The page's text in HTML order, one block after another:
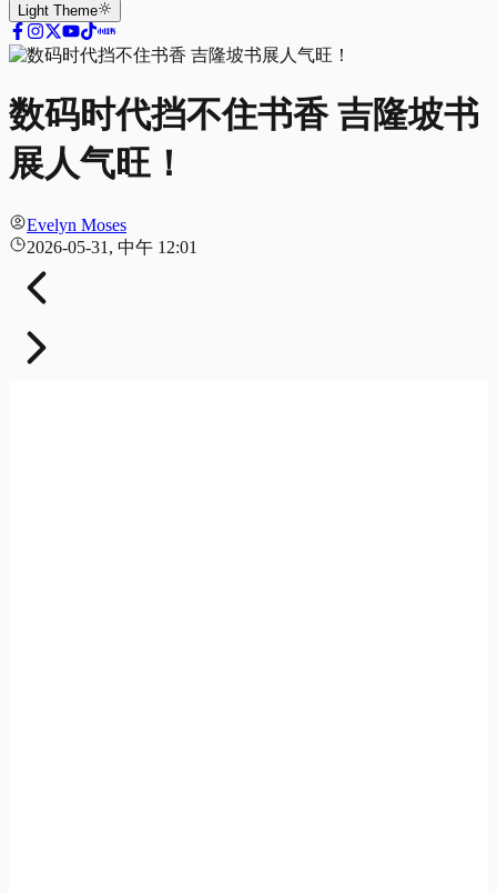
Light Theme
数码时代挡不住书香 吉隆坡书
展人气旺！
Evelyn Moses
2026-05-31, 中午 12:01